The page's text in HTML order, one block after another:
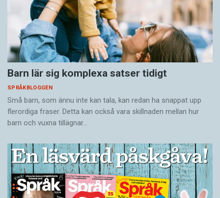
Barn lär sig komplexa satser tidigt
SPRÅKBLOGGEN
Små barn, som ännu inte kan tala, kan redan ha snappat upp
flerordiga fraser. Detta kan också vara skillnaden mellan hur
barn och vuxna tillägnar…